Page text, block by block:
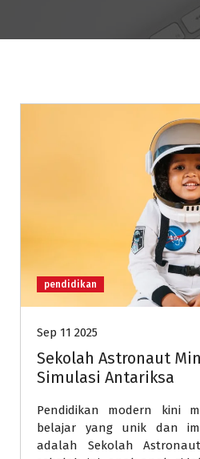
pendidikan
Sep 11 2025
Sekolah Astronaut
Simulasi Antariksa
Pendidikan modern kini
belajar yang unik dan
adalah Sekolah